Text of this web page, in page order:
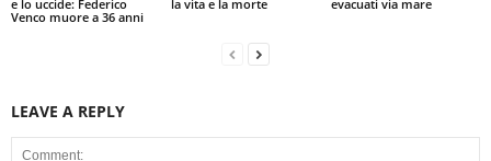
e lo uccide: Federico
Venco muore a 36 anni
la vita e la morte
evacuati via mare
LEAVE A REPLY